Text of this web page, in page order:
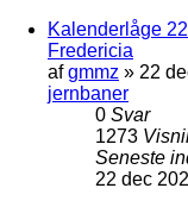
Kalenderlåge
Fredericia
afgmmz » 22
jernbaner
0 Svar
1273
Seneste
22 dec